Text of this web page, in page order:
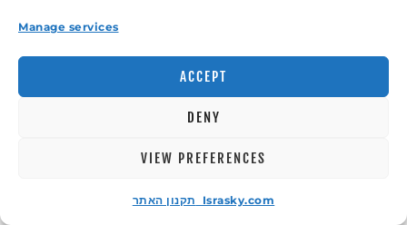
Manage services
ACCEPT
DENY
VIEW PREFERENCES
תקנון האתר Israsky.com
местными сервисами могут значительно
Системы управления запасами:
ваши запасы обновляются автоматически при
каждом заказе. Это поможет избежать ситуаций
ИНТЕГРАЦИИ